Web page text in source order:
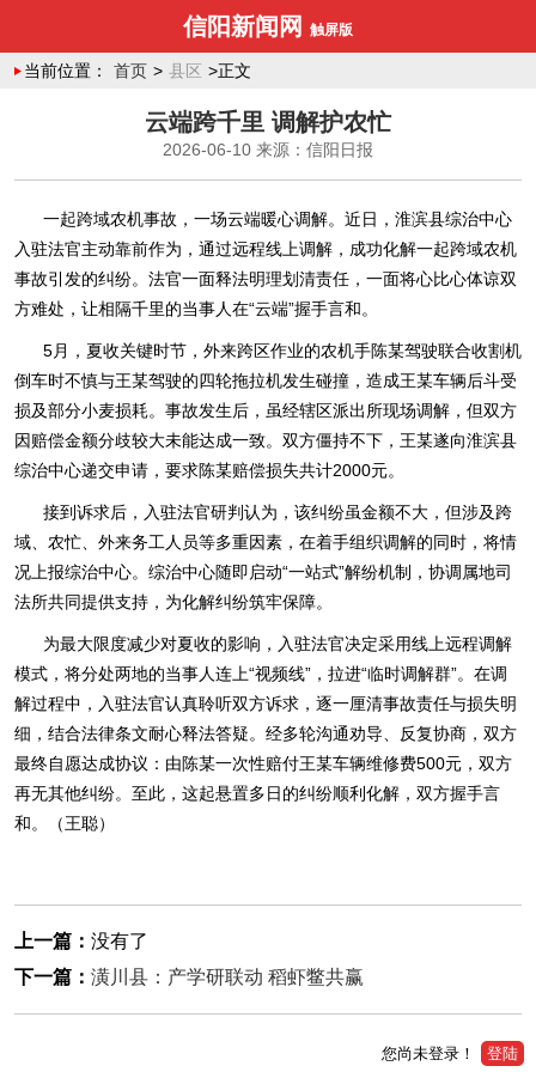
信阳新闻网 触屏版
当前位置： 首页 > 县区 >正文
云端跨千里 调解护农忙
2026-06-10 来源：信阳日报
一起跨域农机事故，一场云端暖心调解。近日，淮滨县综治中心
入驻法官主动靠前作为，通过远程线上调解，成功化解一起跨域农机
事故引发的纠纷。法官一面释法明理划清责任，一面将心比心体谅双
方难处，让相隔千里的当事人在“云端”握手言和。
5月，夏收关键时节，外来跨区作业的农机手陈某驾驶联合收割机
倒车时不慎与王某驾驶的四轮拖拉机发生碰撞，造成王某车辆后斗受
损及部分小麦损耗。事故发生后，虽经辖区派出所现场调解，但双方
因赔偿金额分歧较大未能达成一致。双方僵持不下，王某遂向淮滨县
综治中心递交申请，要求陈某赔偿损失共计2000元。
接到诉求后，入驻法官研判认为，该纠纷虽金额不大，但涉及跨
域、农忙、外来务工人员等多重因素，在着手组织调解的同时，将情
况上报综治中心。综治中心随即启动“一站式”解纷机制，协调属地司
法所共同提供支持，为化解纠纷筑牢保障。
为最大限度减少对夏收的影响，入驻法官决定采用线上远程调解
模式，将分处两地的当事人连上“视频线”，拉进“临时调解群”。在调
解过程中，入驻法官认真聆听双方诉求，逐一厘清事故责任与损失明
细，结合法律条文耐心释法答疑。经多轮沟通劝导、反复协商，双方
最终自愿达成协议：由陈某一次性赔付王某车辆维修费500元，双方
再无其他纠纷。至此，这起悬置多日的纠纷顺利化解，双方握手言
和。（王聪）
上一篇： 没有了
下一篇： 潢川县：产学研联动 稻虾鳖共赢
您尚未登录！ 登陆